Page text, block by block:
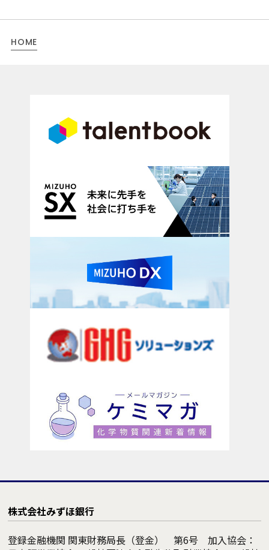
HOME
株式会社みずほ銀行
登録金融機関 関東財務局長（登金） 第6号 加入協会：